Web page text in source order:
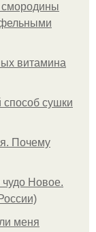
смородины
витамина
способ сушки
Почему
Новое.
меня